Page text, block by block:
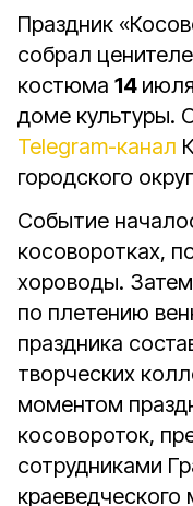
Праздник
собрал
костюма 14
доме культуры.
Telegram-канал
городского
Событие
косоворотках,
хороводы.
по плетению
праздника
творческих
моментом
косовороток,
сотрудниками